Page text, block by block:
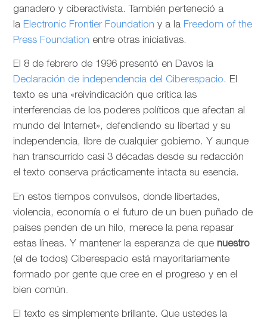
ganadero y ciberactivista. También perteneció a
la Electronic Frontier Foundation y a la Freedom of the
Press Foundation entre otras iniciativas.
El 8 de febrero de 1996 presentó en Davos la
Declaración de independencia del Ciberespacio. El
texto es una «reivindicación que critica las
interferencias de los poderes políticos que afectan al
mundo del Internet», defendiendo su libertad y su
independencia, libre de cualquier gobierno. Y aunque
han transcurrido casi 3 décadas desde su redacción
el texto conserva prácticamente intacta su esencia.
En estos tiempos convulsos, donde libertades,
violencia, economía o el futuro de un buen puñado de
países penden de un hilo, merece la pena repasar
estas líneas. Y mantener la esperanza de que nuestro
(el de todos) Ciberespacio está mayoritariamente
formado por gente que cree en el progreso y en el
bien común.
El texto es simplemente brillante. Que ustedes la